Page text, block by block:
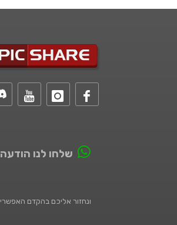
שלחו לנו הודעה
ונחזור אליכם בהקדם האפשרי